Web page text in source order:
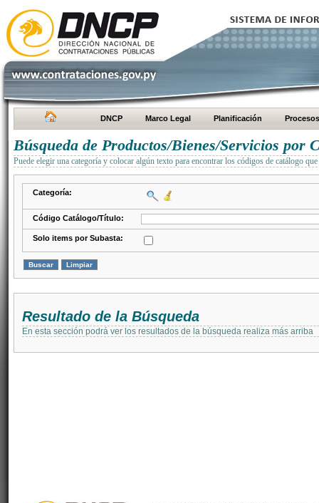
DNCP Marco Legal Planificación Procesos
Búsqueda de Productos/Bienes/Servicios por
Puede elegir una categoría y colocar algún texto para encontrar los códigos de catálogo
Categoría:
Código Catálogo/Título:
Solo items por Subasta:
Resultado de la Búsqueda
En esta sección podrá ver los resultados de la búsqueda realiza más arriba